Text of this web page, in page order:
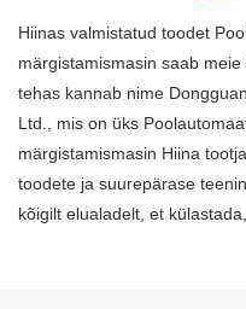
Hiinas valmistatud toodet
märgistamismasin saab
tehas kannab nime
Ltd., mis on üks
märgistamismasin Hiina
toodete ja suurepärase
kõigilt elualadelt, et